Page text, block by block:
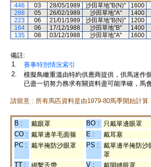
446
03 28/05/1989 沙田草地"B(N)" 1600
288
05 26/02/1989 沙田草地"A" 1400
223
06 21/01/1989 沙田草地"B(N)" 1200
164
06 17/12/1988 沙田草地"B" 1400
135
08 03/12/1988 沙田草地"A" 1600
備註:
1.
賽事特別情況索引
2.
模擬鳥瞰重溫由特約供應商提供，供馬迷作
已盡一切努力務求有關資料盡可能準確，馬
請留意 : 所有馬匹資料是由1979-80馬季開始計算
B : 戴眼罩 BO : 只戴單邊眼罩
CO : 戴單邊羊毛面箍 E : 戴耳塞
PC : 戴半掩防沙眼罩 PS :
戴單邊半掩防沙
罩
TT : 綁繫舌帶 V : 戴開縫眼罩